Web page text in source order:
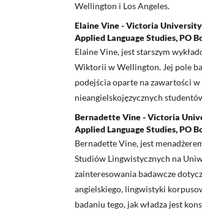
Wellington i Los Angeles.
Elaine Vine - Victoria
Applied Language Studies, PO
Elaine Vine, jest starszym
Wiktorii w Wellington. Jej pole
podejścia oparte na zawartości
nieangielskojęzycznych
Bernadette Vine - Victoria
Applied Language Studies, PO
Bernadette Vine, jest
Studiów Lingwistycznych na
zainteresowania badawcze
angielskiego, lingwistyki
badaniu tego, jak władza jest